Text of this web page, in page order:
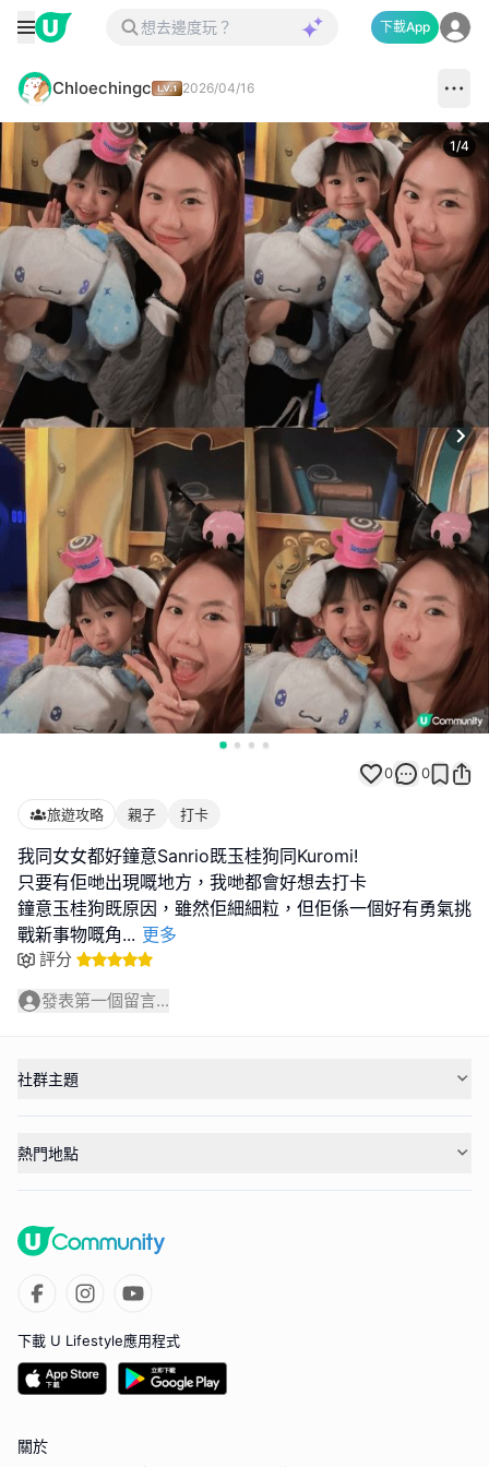
下載App
Chloechingc 2026/04/16
1/4
0 0
旅遊攻略 親子 打卡
我同女女都好鐘意Sanrio既玉桂狗同Kuromi!
只要有佢哋出現嘅地方，我哋都會好想去打卡
鐘意玉桂狗既原因，雖然佢細細粒，但佢係一個好有勇氣挑
戰新事物嘅角... 更多
評分
發表第一個留言...
社群主題
熱門地點
下載 U Lifestyle應用程式
關於